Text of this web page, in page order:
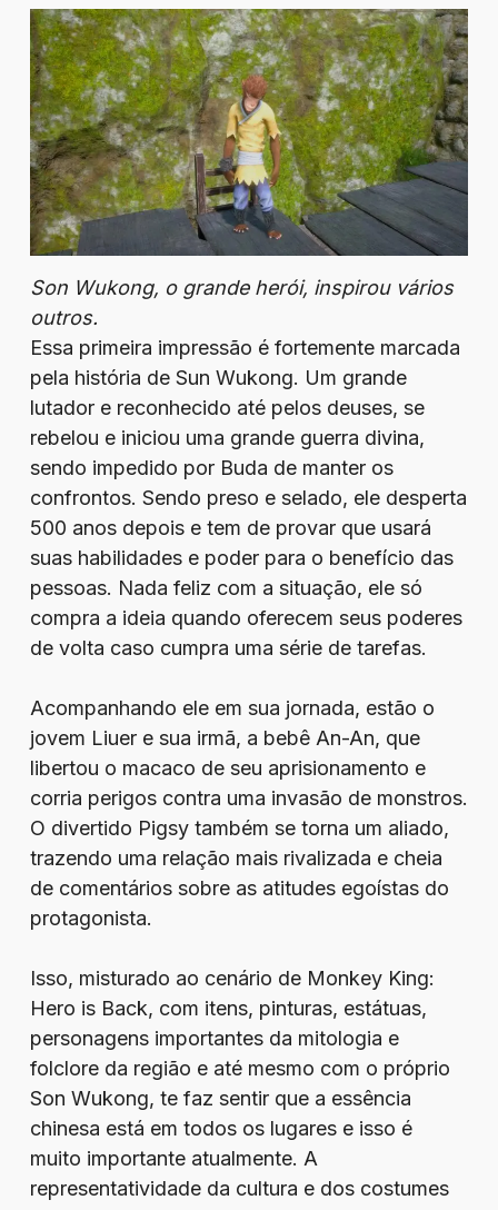
Son Wukong, o grande herói, inspirou vários
outros.
Essa primeira impressão é fortemente marcada
pela história de Sun Wukong. Um grande
lutador e reconhecido até pelos deuses, se
rebelou e iniciou uma grande guerra divina,
sendo impedido por Buda de manter os
confrontos. Sendo preso e selado, ele desperta
500 anos depois e tem de provar que usará
suas habilidades e poder para o benefício das
pessoas. Nada feliz com a situação, ele só
compra a ideia quando oferecem seus poderes
de volta caso cumpra uma série de tarefas.
Acompanhando ele em sua jornada, estão o
jovem Liuer e sua irmã, a bebê An-An, que
libertou o macaco de seu aprisionamento e
corria perigos contra uma invasão de monstros.
O divertido Pigsy também se torna um aliado,
trazendo uma relação mais rivalizada e cheia
de comentários sobre as atitudes egoístas do
protagonista.
Isso, misturado ao cenário de Monkey King:
Hero is Back, com itens, pinturas, estátuas,
personagens importantes da mitologia e
folclore da região e até mesmo com o próprio
Son Wukong, te faz sentir que a essência
chinesa está em todos os lugares e isso é
muito importante atualmente. A
representatividade da cultura e dos costumes